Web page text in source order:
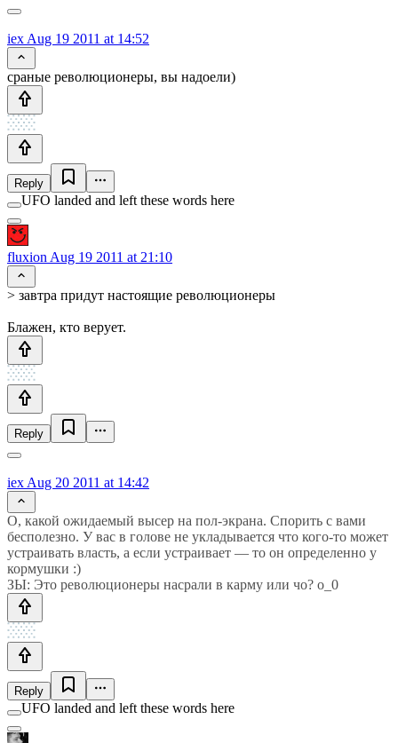
iex Aug 19 2011 at 14:52
сраные революционеры, вы надоели)
Reply
UFO landed and left these words here
fluxion Aug 19 2011 at 21:10
> завтра придут настоящие революционеры
Блажен, кто верует.
Reply
iex Aug 20 2011 at 14:42
О, какой ожидаемый высер на пол-экрана. Спорить с вами
бесполезно. У вас в голове не укладывается что кого-то может
устраивать власть, а если устраивает — то он определенно у
кормушки :)
ЗЫ: Это революционеры насрали в карму или чо? о_0
Reply
UFO landed and left these words here